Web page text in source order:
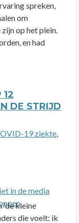
spreken,
om
op het plein.
en had
12
DE STRIJD
19 ziekte,
'de kleine
die voelt: ik